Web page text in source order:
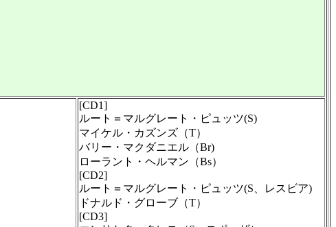
[CD1]
ルート＝マルグレート・ピュッツ(S)
マイケル・カズンズ（T）
バリー・マクダニエル（Br)
ローラント・ヘルマン（Bs）
[CD2]
ルート＝マルグレート・ピュッツ(S、レスビア)
ドナルド・グローブ（T）
[CD3]